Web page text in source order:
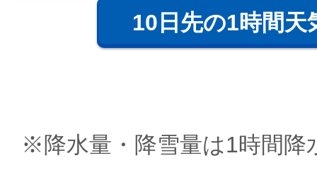
10日先の1時間天
※降水量・降雪量は1時間降